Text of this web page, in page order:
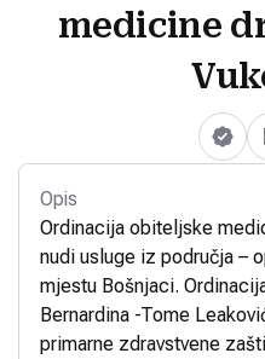
medicine
Opis
Ordinacija obiteljske
nudi usluge iz područja –
mjestu Bošnjaci.
Bernardina -Tome
primarne zdravstvene